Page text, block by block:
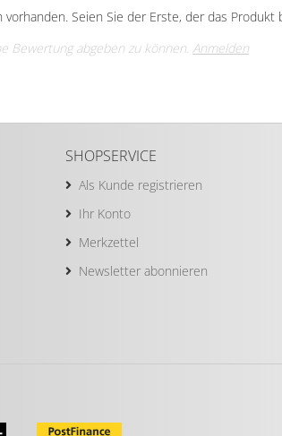
Seien Sie der Erste, der das Produkt
Bewertung abgeben zu können. Anmelden
SHOPSERVICE
Als Kunde registrieren
Ihr Konto
Merkzettel
Newsletter abonnieren